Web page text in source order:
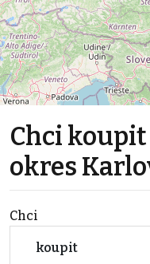
Chci
okres
Chci
koupit